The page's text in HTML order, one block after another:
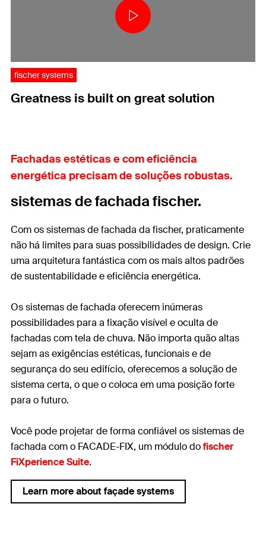
fischer systems
Greatness is built on great solution
Fachadas estéticas e com eficiência
energética precisam de soluções robustas.
sistemas de fachada fischer.
Com os sistemas de fachada da fischer, praticamente
não há limites para suas possibilidades de design. Crie
uma arquitetura fantástica com os mais altos padrões
de sustentabilidade e eficiência energética.
Os sistemas de fachada oferecem inúmeras
possibilidades para a fixação visível e oculta de
fachadas com tela de chuva. Não importa quão altas
sejam as exigências estéticas, funcionais e de
segurança do seu edifício, oferecemos a solução de
sistema certa, o que o coloca em uma posição forte
para o futuro.
Você pode projetar de forma confiável os sistemas de
fachada com o FACADE-FIX, um módulo dofischer
FiXperience Suite.
Learn more about façade systems